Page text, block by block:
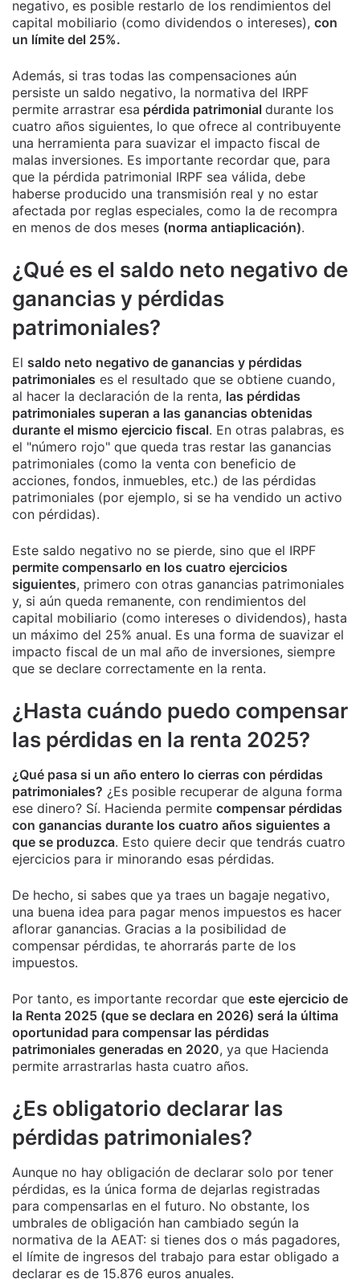
negativo, es posible restarlo de los rendimientos del
capital mobiliario (como dividendos o intereses), con
un límite del 25%.
Además, si tras todas las compensaciones aún
persiste un saldo negativo, la normativa del IRPF
permite arrastrar esa pérdida patrimonial durante los
cuatro años siguientes, lo que ofrece al contribuyente
una herramienta para suavizar el impacto fiscal de
malas inversiones. Es importante recordar que, para
que la pérdida patrimonial IRPF sea válida, debe
haberse producido una transmisión real y no estar
afectada por reglas especiales, como la de recompra
en menos de dos meses (norma antiaplicación).
¿Qué es el saldo neto negativo de
ganancias y pérdidas
patrimoniales?
El saldo neto negativo de ganancias y pérdidas
patrimoniales es el resultado que se obtiene cuando,
al hacer la declaración de la renta, las pérdidas
patrimoniales superan a las ganancias obtenidas
durante el mismo ejercicio fiscal. En otras palabras, es
el "número rojo" que queda tras restar las ganancias
patrimoniales (como la venta con beneficio de
acciones, fondos, inmuebles, etc.) de las pérdidas
patrimoniales (por ejemplo, si se ha vendido un activo
con pérdidas).
Este saldo negativo no se pierde, sino que el IRPF
permite compensarlo en los cuatro ejercicios
siguientes, primero con otras ganancias patrimoniales
y, si aún queda remanente, con rendimientos del
capital mobiliario (como intereses o dividendos), hasta
un máximo del 25% anual. Es una forma de suavizar el
impacto fiscal de un mal año de inversiones, siempre
que se declare correctamente en la renta.
¿Hasta cuándo puedo compensar
las pérdidas en la renta 2025?
¿Qué pasa si un año entero lo cierras con pérdidas
patrimoniales? ¿Es posible recuperar de alguna forma
ese dinero? Sí. Hacienda permite compensar pérdidas
con ganancias durante los cuatro años siguientes a
que se produzca. Esto quiere decir que tendrás cuatro
ejercicios para ir minorando esas pérdidas.
De hecho, si sabes que ya traes un bagaje negativo,
una buena idea para pagar menos impuestos es hacer
aflorar ganancias. Gracias a la posibilidad de
compensar pérdidas, te ahorrarás parte de los
impuestos.
Por tanto, es importante recordar que este ejercicio de
la Renta 2025 (que se declara en 2026) será la última
oportunidad para compensar las pérdidas
patrimoniales generadas en 2020, ya que Hacienda
permite arrastrarlas hasta cuatro años.
¿Es obligatorio declarar las
pérdidas patrimoniales?
Aunque no hay obligación de declarar solo por tener
pérdidas, es la única forma de dejarlas registradas
para compensarlas en el futuro. No obstante, los
umbrales de obligación han cambiado según la
normativa de la AEAT: si tienes dos o más pagadores,
el límite de ingresos del trabajo para estar obligado a
declarar es de 15.876 euros anuales.